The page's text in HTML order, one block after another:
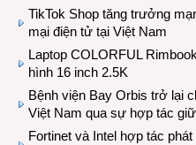
TikTok Shop tăng trưởng
mại điện tử tại Việt Nam
Laptop COLORFUL
hình 16 inch 2.5K
Bệnh viện Bay Orbis trở lại
Việt Nam qua sự hợp tác
Fortinet và Intel hợp tác